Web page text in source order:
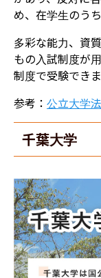
め、在学生のう
多彩な能力、資
もの入試制度が
制度で受験できま
参考： 公立大学
千葉大学